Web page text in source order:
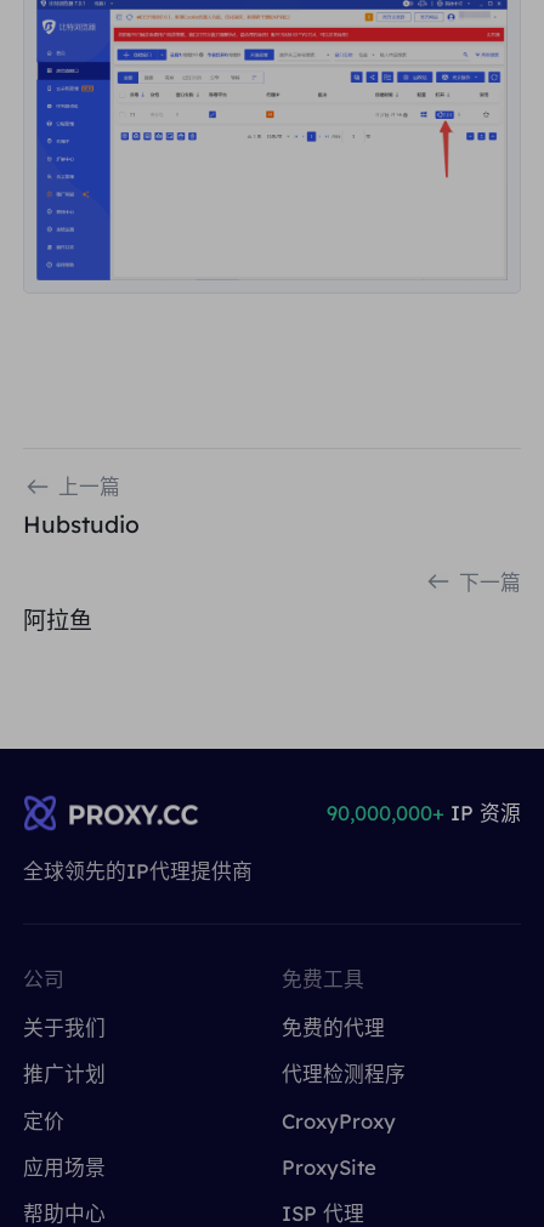
上一篇
Hubstudio
下一篇
阿拉鱼
全球领先的IP代理提供商
90,000,000+ IP 资源
公司
关于我们
推广计划
定价
应用场景
帮助中心
免费工具
免费的代理
代理检测程序
CroxyProxy
ProxySite
ISP 代理